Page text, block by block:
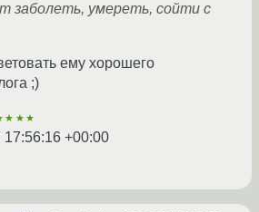
заболеть, умереть, сойти с
ему хорошего
;)
17:56:16 +00:00